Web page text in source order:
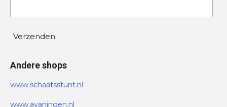
Verzenden
Andere shops
www.schaatsstunt.nl
www.avaningen.nl